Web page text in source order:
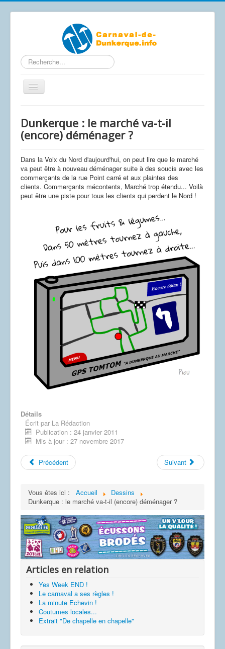
Rechercher
Basculer
la
Accueil
Calendrier Carnaval 2026
Le carnaval de A à Z
Photos / Vidéos
Dunkerque : le marché va-t-il
(encore) déménager ?
Dans la Voix du Nord d'aujourd'hui, on peut lire que le marché
va peut être à nouveau déménager suite à des soucis avec les
commerçants de la rue Point carré et aux plaintes des
clients. Commerçants mécontents, Marché trop étendu... Voilà
peut être une piste pour tous les clients qui perdent le Nord !
Détails
Écrit par La Rédaction
Publication : 24 janvier 2011
Mis à jour : 27 novembre 2017
Précédent Suivant
Vous êtes ici : Accueil
Dessins
Dunkerque : le marché va-t-il (encore) déménager ?
Articles en relation
Yes Week END !
Le carnaval a ses règles !
La minute Echevin !
Coutumes locales...
Extrait "De chapelle en chapelle"